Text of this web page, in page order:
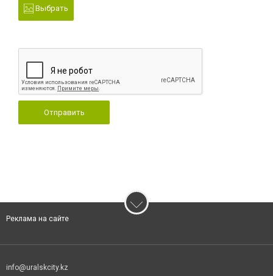
Выбрать
Отправить
Реклама на сайте
info@uralskcity.kz